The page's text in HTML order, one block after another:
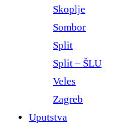
Skoplje
Sombor
Split
Split – ŠLU
Veles
Zagreb
Uputstva